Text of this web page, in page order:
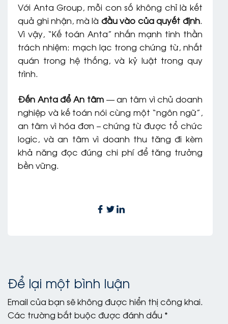
Với Anta Group, mỗi con số không chỉ là kết
quả ghi nhận, mà là đầu vào của quyết định.
Vì vậy, “Kế toán Anta” nhấn mạnh tinh thần
trách nhiệm: mạch lạc trong chứng từ, nhất
quán trong hệ thống, và kỷ luật trong quy
trình.
Đến Anta để An tâm— an tâm vì chủ doanh
nghiệp và kế toán nói cùng một “ngôn ngữ”,
an tâm vì hóa đơn – chứng từ được tổ chức
logic, và an tâm vì doanh thu tăng đi kèm
khả năng đọc đúng chi phí để tăng trưởng
bền vững.
Để lại một bình luận
Email của bạn sẽ không được hiển thị công khai.
Các trường bắt buộc được đánh dấu *